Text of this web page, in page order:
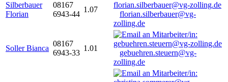
Silberbauer
Florian
08167
6943-44
1.07
florian.silberbauer@vg-
zolling.de
Soller Bianca
08167
6943-33
1.01
gebuehren.steuern@vg-
zolling.de